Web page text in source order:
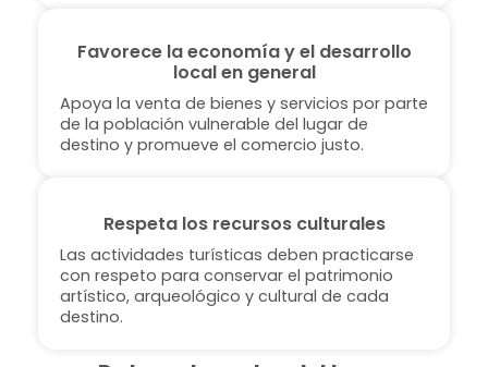
Favorece la economía y el desarrollo
local en general
Apoya la venta de bienes y servicios por parte
de la población vulnerable del lugar de
destino y promueve el comercio justo.
Respeta los recursos culturales
Las actividades turísticas deben practicarse
con respeto para conservar el patrimonio
artístico, arqueológico y cultural de cada
destino.